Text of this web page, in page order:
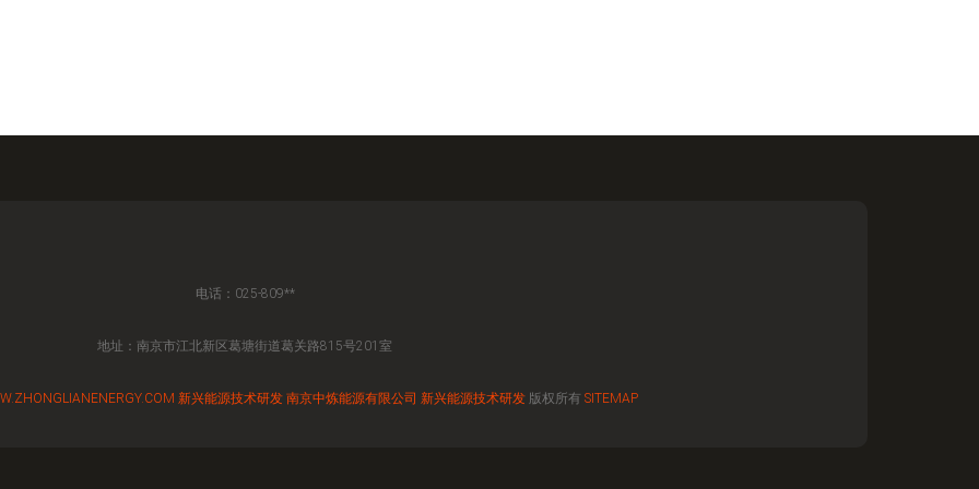
电话：025-809**
地址：南京市江北新区葛塘街道葛关路815号201室
新兴能源技术研发 南京中炼能源有限公司 新兴能源技术研发 版权所有 SITEMAP